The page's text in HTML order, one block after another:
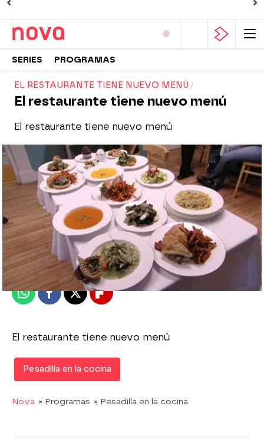
SERIES PROGRAMAS
EL RESTAURANTE TIENE NUEVO MENÚ
El restaurante tiene nuevo menú
El restaurante tiene nuevo menú
Nova
Publicado:12 de agosto de 2010, 17:43
WhatsappFacebook
X Flipboard
El restaurante tiene nuevo menú
Pesadilla en la cocina
Nova » Programas » Pesadilla en la cocina